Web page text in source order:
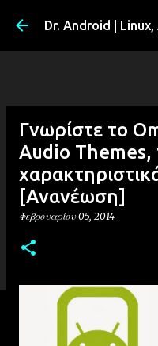
Μετάβαση
Dr. Android | Linux,
Γνωρίστε το
Audio Themes,
[Ανανέωση]
Φεβρουαρίου 05, 2014